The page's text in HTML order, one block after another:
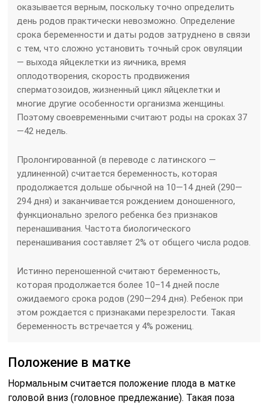
оказывается верным, поскольку точно определить
день родов практически невозможно. Определение
срока беременности и даты родов затруднено в связи
с тем, что сложно установить точный срок овуляции
— выхода яйцеклетки из яичника, время
оплодотворения, скорость продвижения
сперматозоидов, жизненный цикл яйцеклетки и
многие другие особенности организма женщины.
Поэтому своевременными считают роды на сроках 37
—42 недель.
Пролонгированной (в переводе с латинского —
удлиненной) считается беременность, которая
продолжается дольше обычной на 10—14 дней (290—
294 дня) и заканчивается рождением доношенного,
функционально зрелого ребенка без признаков
перенашивания. Частота биологического
перенашивания составляет 2% от общего числа родов.
Истинно переношенной считают беременность,
которая продолжается более 10–14 дней после
ожидаемого срока родов (290—294 дня). Ребенок при
этом рождается с признаками перезрелости. Такая
беременность встречается у 4% рожениц.
Положение в матке
Нормальным считается положение плода в матке
головой вниз (головное предлежание). Такая поза